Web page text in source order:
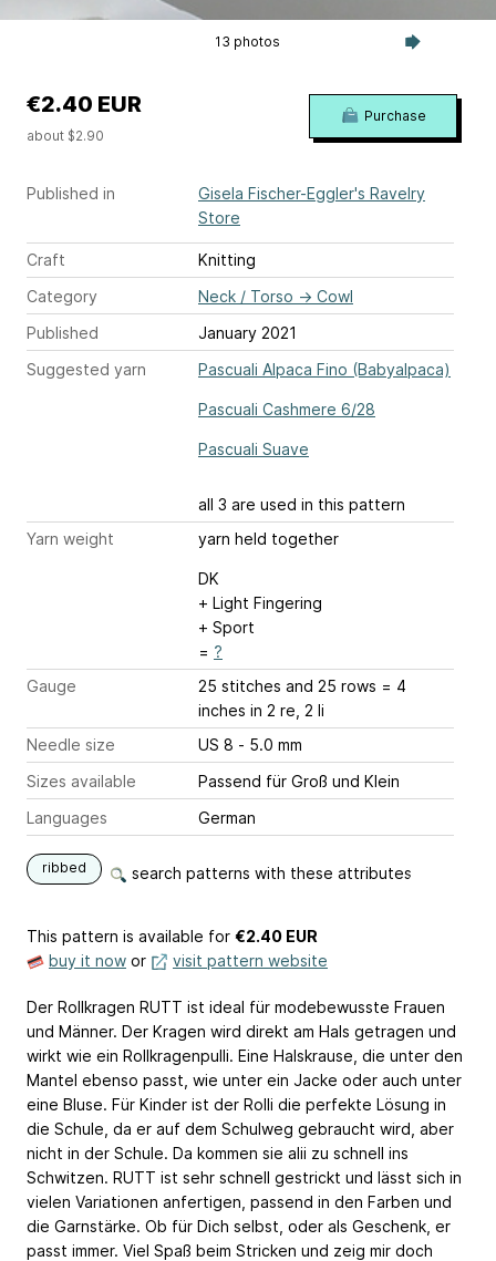
13 photos
Published in
Gisela Fischer-Eggler's Ravelry
Store
Craft
Knitting
Category
Neck / Torso → Cowl
Published
January 2021
Suggested yarn
Pascuali Alpaca Fino (Babyalpaca)
Pascuali Cashmere 6/28
Pascuali Suave
all 3 are used in this pattern
Yarn weight
yarn held together
DK
+ Light Fingering
+ Sport
= ?
Gauge
25 stitches and 25 rows = 4
inches in 2 re, 2 li
Needle size
US 8 - 5.0 mm
Sizes available
Passend für Groß und Klein
Languages
German
ribbed search patterns with these attributes
€2.40 EUR
about $2.90
Purchase
This pattern is available for €2.40 EUR
buy it now or visit pattern website
Der Rollkragen RUTT ist ideal für modebewusste Frauen
und Männer. Der Kragen wird direkt am Hals getragen und
wirkt wie ein Rollkragenpulli. Eine Halskrause, die unter den
Mantel ebenso passt, wie unter ein Jacke oder auch unter
eine Bluse. Für Kinder ist der Rolli die perfekte Lösung in
die Schule, da er auf dem Schulweg gebraucht wird, aber
nicht in der Schule. Da kommen sie alii zu schnell ins
Schwitzen. RUTT ist sehr schnell gestrickt und lässt sich in
vielen Variationen anfertigen, passend in den Farben und
die Garnstärke. Ob für Dich selbst, oder als Geschenk, er
passt immer. Viel Spaß beim Stricken und zeig mir doch